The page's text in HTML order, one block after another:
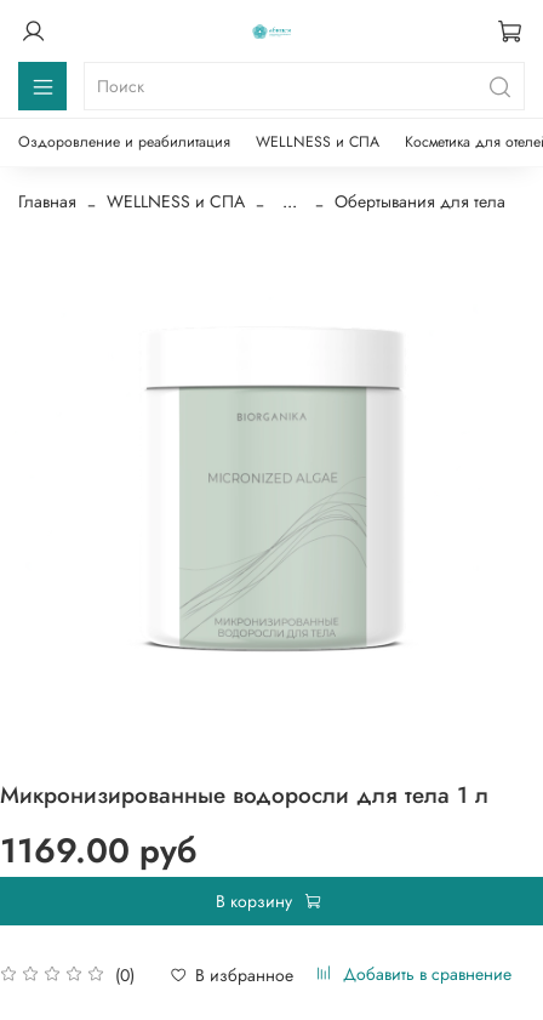
Оздоровление и реабилитация WELLNESS и СПА Косметика для
Главная WELLNESS и СПА ... Обертывания для тела
Микронизированные водоросли для тела 1 л
(0) В избранное Добавить в сравнение
1169.00 руб
В корзину